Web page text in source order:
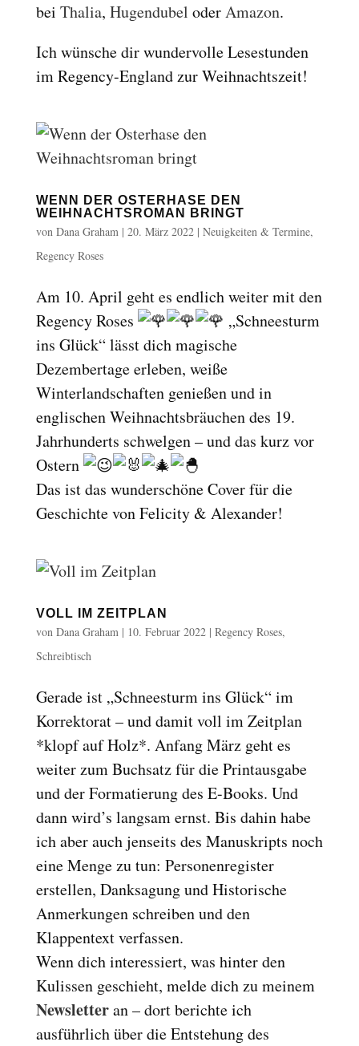
bei Thalia, Hugendubel oderAmazon.
Ich wünsche dir wundervolle Lesestunden
im Regency-England zur Weihnachtszeit!
WENN DER OSTERHASE DEN
WEIHNACHTSROMAN BRINGT
von Dana Graham| 20. März 2022| Neuigkeiten & Termine,
Regency Roses
Am 10. April geht es endlich weiter mit den
Regency Roses
„Schneesturm
ins Glück“ lässt dich magische
Dezembertage erleben, weiße
Winterlandschaften genießen und in
englischen Weihnachtsbräuchen des 19.
Jahrhunderts schwelgen – und das kurz vor
Ostern
Das ist das wunderschöne Cover für die
Geschichte von Felicity & Alexander!
VOLL IM ZEITPLAN
von Dana Graham| 10. Februar 2022| Regency Roses,
Schreibtisch
Gerade ist „Schneesturm ins Glück“ im
Korrektorat – und damit voll im Zeitplan
*klopf auf Holz*. Anfang März geht es
weiter zum Buchsatz für die Printausgabe
und der Formatierung des E-Books. Und
dann wird’s langsam ernst. Bis dahin habe
ich aber auch jenseits des Manuskripts noch
eine Menge zu tun: Personenregister
erstellen, Danksagung und Historische
Anmerkungen schreiben und den
Klappentext verfassen.
Wenn dich interessiert, was hinter den
Kulissen geschieht, melde dich zu meinem
Newsletteran – dort berichte ich
ausführlich über die Entstehung des